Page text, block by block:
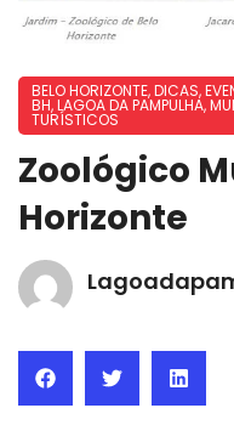
BELO HORIZONTE,DICAS,
BH,LAGOA DA PAMPULHA,
TURÍSTICOS
Zoológico
Horizonte